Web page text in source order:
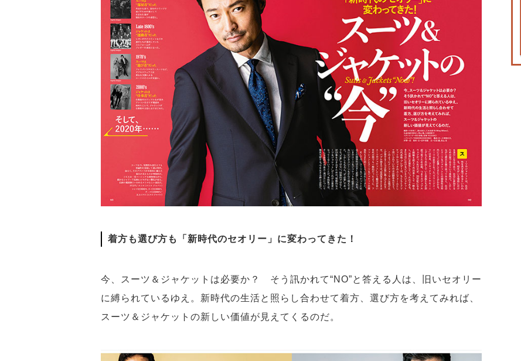
着方も選び方も「新時代のセオリー」に変わってきた！
今、スーツ＆ジャケットは必要か？ そう訊かれて“NO”と答える人は、旧いセオリー
に縛られているゆえ。新時代の生活と照らし合わせて着方、選び方を考えてみれば、
スーツ＆ジャケットの新しい価値が見えてくるのだ。